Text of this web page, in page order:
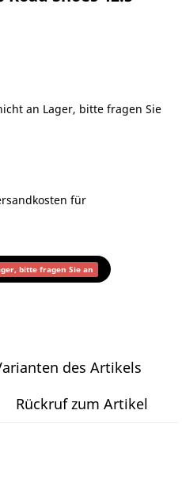
an Lager, bitte fragen Sie
für
bitte fragen Sie an
des Artikels
Rückruf zum Artikel